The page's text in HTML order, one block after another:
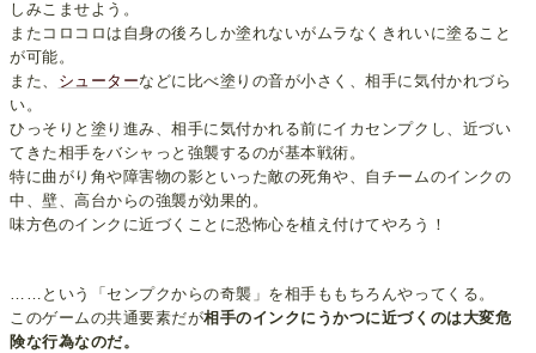
しみこませよう。
またコロコロは自身の後ろしか塗れないがムラなくきれいに塗ること
が可能。
また、 シューターなどに比べ塗りの音が小さく、相手に気付かれづら
い。
ひっそりと塗り進み、相手に気付かれる前にイカセンプクし、近づい
てきた相手をバシャっと強襲するのが基本戦術。
特に曲がり角や障害物の影といった敵の死角や、自チームのインクの
中、壁、高台からの強襲が効果的。
味方色のインクに近づくことに恐怖心を植え付けてやろう！
……という「センプクからの奇襲」を相手ももちろんやってくる。
このゲームの共通要素だが相手のインクにうかつに近づくのは大変危
険な行為なのだ。